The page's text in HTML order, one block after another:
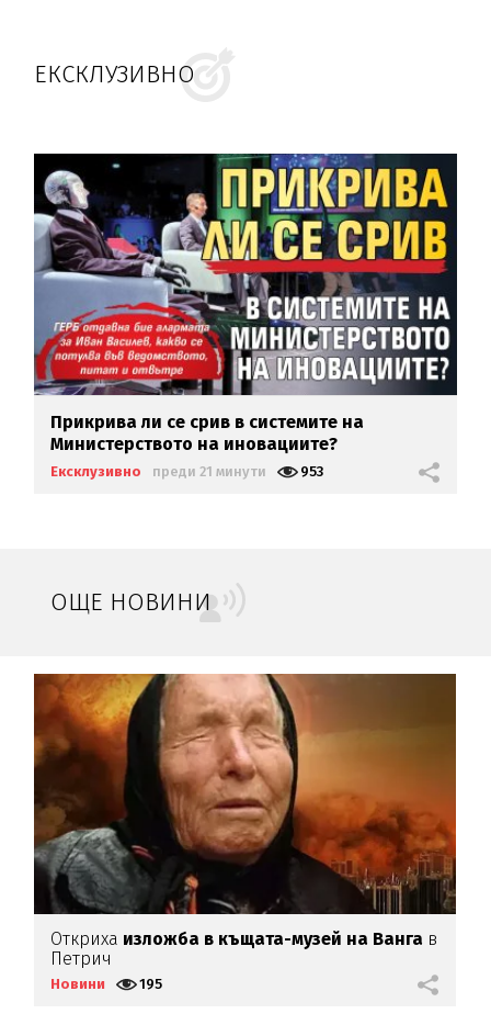
ЕКСКЛУЗИВНО
Прикрива ли се срив в системите на
Министерството на иновациите?
Ексклузивно преди 21 минути 953
ОЩЕ НОВИНИ
Откриха изложба в къщата-музей на Ванга в
Петрич
Новини 195